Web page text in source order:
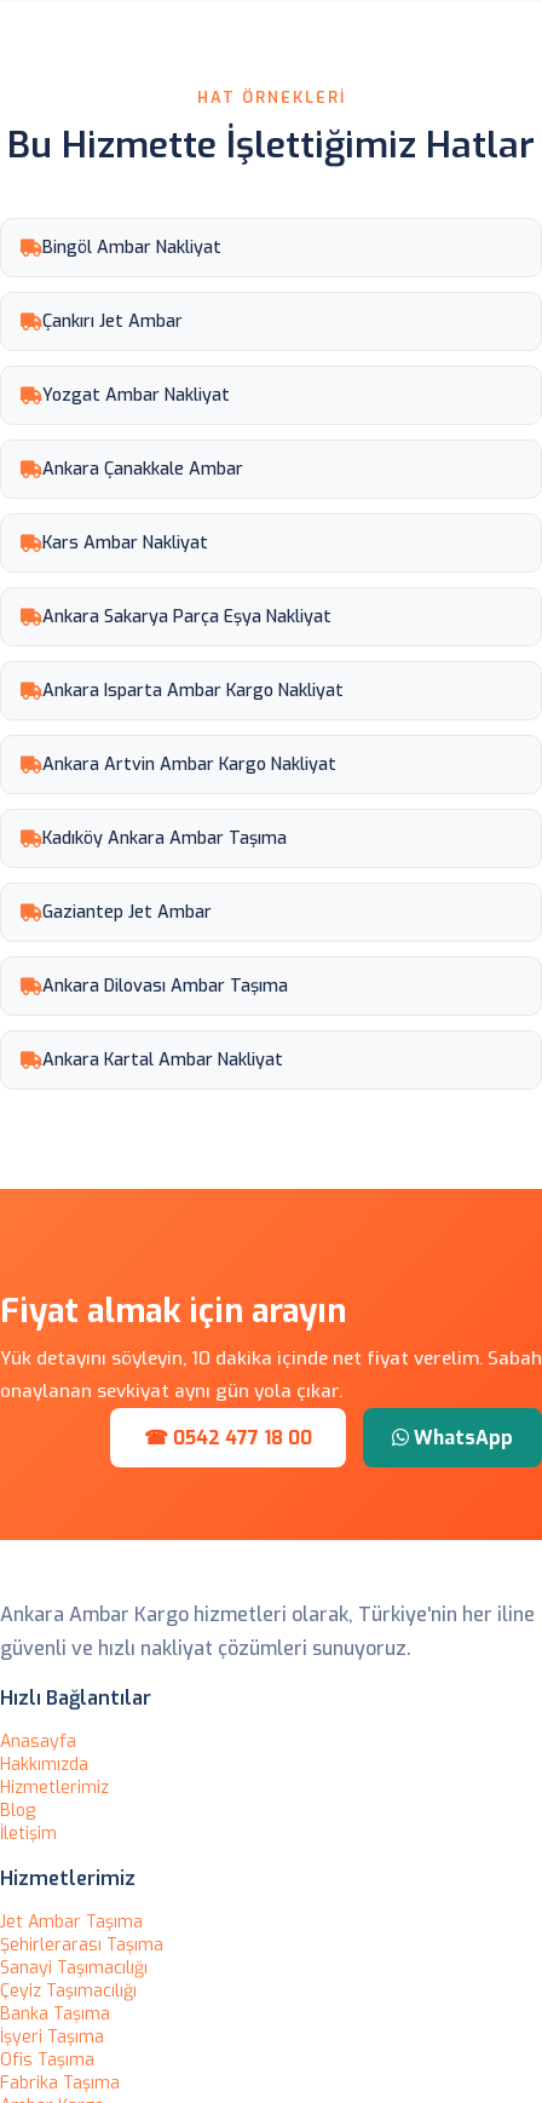
HAT ÖRNEKLERI
Bu Hizmette İşlettiğimiz Hatlar
Bingöl Ambar Nakliyat
Çankırı Jet Ambar
Yozgat Ambar Nakliyat
Ankara Çanakkale Ambar
Kars Ambar Nakliyat
Ankara Sakarya Parça Eşya Nakliyat
Ankara Isparta Ambar Kargo Nakliyat
Ankara Artvin Ambar Kargo Nakliyat
Kadıköy Ankara Ambar Taşıma
Gaziantep Jet Ambar
Ankara Dilovası Ambar Taşıma
Ankara Kartal Ambar Nakliyat
Fiyat almak için arayın
Yük detayını söyleyin, 10 dakika içinde net fiyat verelim. Sabah
onaylanan sevkiyat aynı gün yola çıkar.
☎ 0542 477 18 00 WhatsApp
Ankara Ambar Kargo hizmetleri olarak, Türkiye'nin her iline
güvenli ve hızlı nakliyat çözümleri sunuyoruz.
Hızlı Bağlantılar
Anasayfa
Hakkımızda
Hizmetlerimiz
Blog
İletişim
Hizmetlerimiz
Jet Ambar Taşıma
Şehirlerarası Taşıma
Sanayi Taşımacılığı
Çeyiz Taşımacılığı
Banka Taşıma
İşyeri Taşıma
Ofis Taşıma
Fabrika Taşıma